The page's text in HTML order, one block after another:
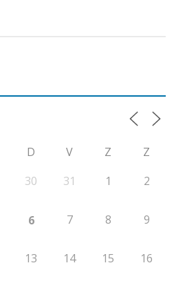
D V Z
Z
30 31 1 2
6 7 8 9
13 14 15 16